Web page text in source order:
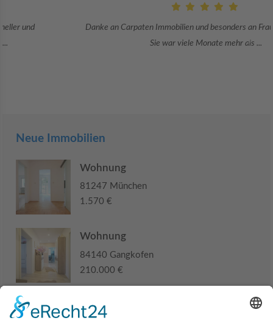
Danke an Carpaten Immobilien und besonders an Frau Adriana Sarca.
Sie war viele Monate mehr als ...
Neue Immobilien
Wohnung
81247 München
1.570 €
Wohnung
84140 Gangkofen
210.000 €
Haus